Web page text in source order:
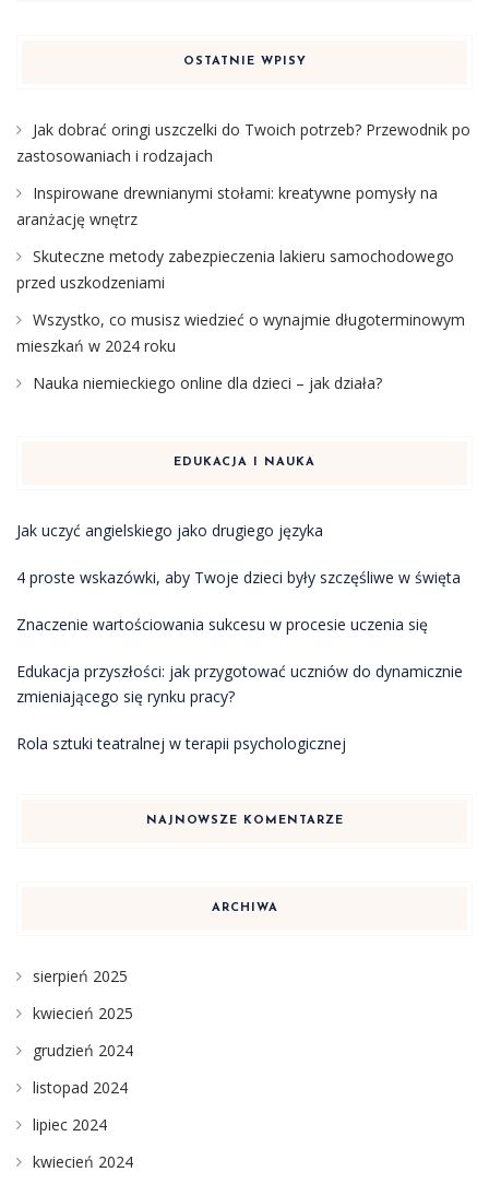
OSTATNIE WPISY
Jak dobrać oringi uszczelki do Twoich potrzeb? Przewodnik po
zastosowaniach i rodzajach
Inspirowane drewnianymi stołami: kreatywne pomysły na
aranżację wnętrz
Skuteczne metody zabezpieczenia lakieru samochodowego
przed uszkodzeniami
Wszystko, co musisz wiedzieć o wynajmie długoterminowym
mieszkań w 2024 roku
Nauka niemieckiego online dla dzieci – jak działa?
EDUKACJA I NAUKA
Jak uczyć angielskiego jako drugiego języka
4 proste wskazówki, aby Twoje dzieci były szczęśliwe w święta
Znaczenie wartościowania sukcesu w procesie uczenia się
Edukacja przyszłości: jak przygotować uczniów do dynamicznie
zmieniającego się rynku pracy?
Rola sztuki teatralnej w terapii psychologicznej
NAJNOWSZE KOMENTARZE
ARCHIWA
sierpień 2025
kwiecień 2025
grudzień 2024
listopad 2024
lipiec 2024
kwiecień 2024